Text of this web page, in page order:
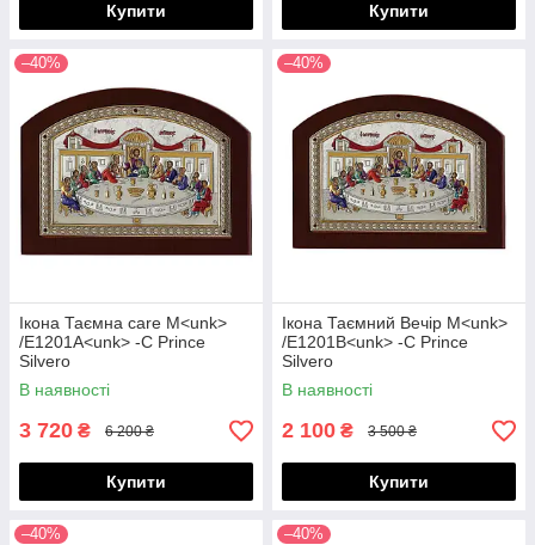
Купити Купити
–40%
Ікона Таємна care M<unk>
/E1201A<unk> -C Prince
Silvero
В наявності
3 720 ₴ 6 200 ₴
Купити
–40%
Ікона Таємний Вечір M<unk>
/E1201B<unk> -C Prince
Silvero
В наявності
2 100 ₴ 3 500 ₴
Купити
–40% –40%